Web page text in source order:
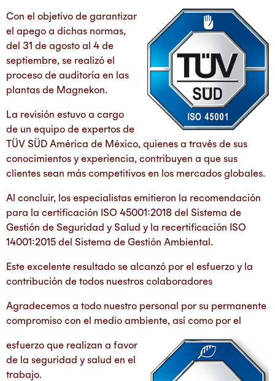
Con el objetivo de garantizar
el apego a dichas normas,
del 31 de agosto al 4 de
septiembre, se realizó el
proceso de auditoría en las
plantas de Magnekon.
La revisión estuvo a cargo
de un equipo de expertos de
TÜV SÜD América de México, quienes a través de sus
conocimientos y experiencia, contribuyen a que sus
clientes sean más competitivos en los mercados globales.
Al concluir, los especialistas emitieron la recomendación
para la certificación ISO 45001:2018 del Sistema de
Gestión de Seguridad y Salud y la recertificación ISO
14001:2015 del Sistema de Gestión Ambiental.
Este excelente resultado se alcanzó por el esfuerzo y la
contribución de todos nuestros colaboradores
Agradecemos a todo nuestro personal por su permanente
compromiso con el medio ambiente, así como por el
esfuerzo que realizan a favor
de la seguridad y salud en el
trabajo.